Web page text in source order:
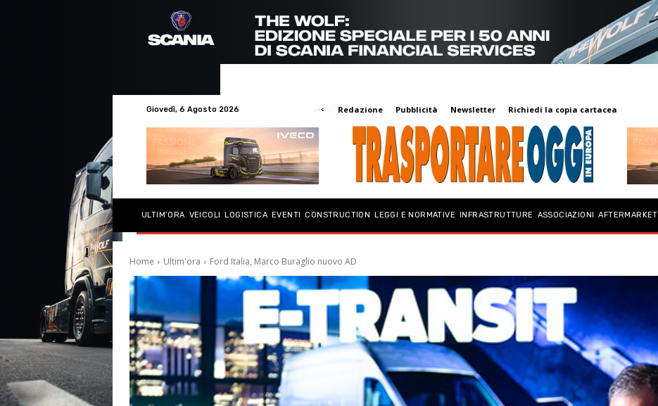
Giovedì, 6 Agosto 2026 Redazione Pubblicità Newsletter Richiedi la copia cartacea
ULTIM’ORA VEICOLI LOGISTICA EVENTI CONSTRUCTION LEGGI E NORMATIVE INFRASTRUTTURE ASSOCIAZIONI AFTERMARKET
Home Ultim'ora Ford Italia, Marco Buraglio nuovo AD